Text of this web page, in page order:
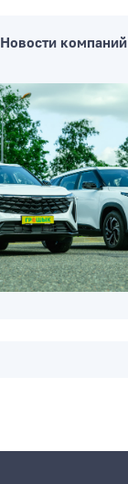
Новости компаний